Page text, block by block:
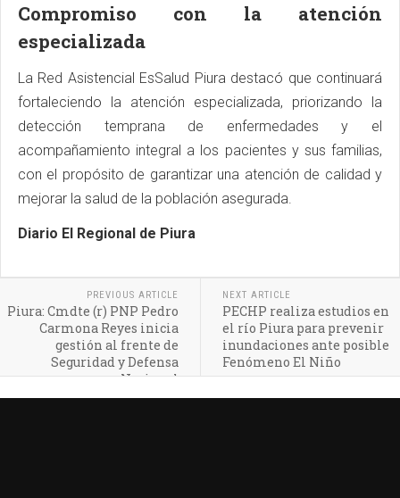
Compromiso con la atención
especializada
La Red Asistencial EsSalud Piura destacó que continuará
fortaleciendo la atención especializada, priorizando la
detección temprana de enfermedades y el
acompañamiento integral a los pacientes y sus familias,
con el propósito de garantizar una atención de calidad y
mejorar la salud de la población asegurada.
Diario El Regional de Piura
PREVIOUS ARTICLE
Piura: Cmdte (r) PNP Pedro
Carmona Reyes inicia
gestión al frente de
Seguridad y Defensa
Nacional
NEXT ARTICLE
PECHP realiza estudios en
el río Piura para prevenir
inundaciones ante posible
Fenómeno El Niño